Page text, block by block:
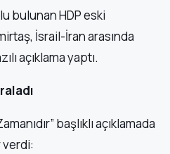
bulunan HDP eski
İsrail-İran arasında
açıklama yaptı.
başlıklı açıklamada